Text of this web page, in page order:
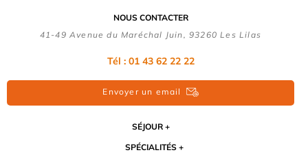
NOUS CONTACTER
41-49 Avenue du Maréchal Juin, 93260 Les Lilas
Tél : 01 43 62 22 22
Envoyer un email
SÉJOUR
SPÉCIALITÉS